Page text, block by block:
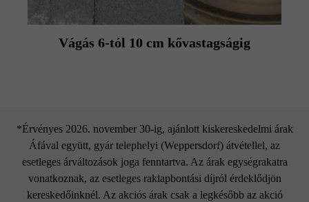
Vágás 6-tól 10 cm kővastagságig
*Érvényes 2026. november 30-ig, ajánlott kiskereskedelmi árak
Áfával együtt, gyár telephelyi (Weppersdorf) átvétellel, az
esetleges árváltozások joga fenntartva. Az árak egységrakatra
vonatkoznak, az esetleges raklapbontási díjról érdeklődjön
kereskedőinknél. Az akciós árak csak a legkésőbb az akció